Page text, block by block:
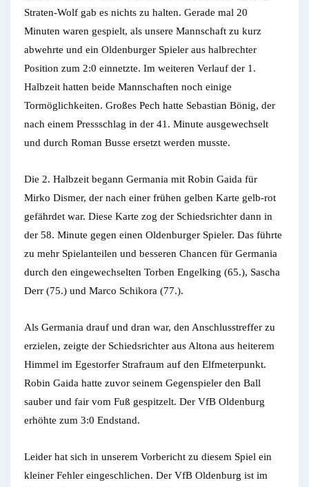
Straten-Wolf gab es nichts zu halten. Gerade mal 20
Minuten waren gespielt, als unsere Mannschaft zu kurz
abwehrte und ein Oldenburger Spieler aus halbrechter
Position zum 2:0 einnetzte. Im weiteren Verlauf der 1.
Halbzeit hatten beide Mannschaften noch einige
Tormöglichkeiten. Großes Pech hatte Sebastian Bönig, der
nach einem Pressschlag in der 41. Minute ausgewechselt
und durch Roman Busse ersetzt werden musste.
Die 2. Halbzeit begann Germania mit Robin Gaida für
Mirko Dismer, der nach einer frühen gelben Karte gelb-rot
gefährdet war. Diese Karte zog der Schiedsrichter dann in
der 58. Minute gegen einen Oldenburger Spieler. Das führte
zu mehr Spielanteilen und besseren Chancen für Germania
durch den eingewechselten Torben Engelking (65.), Sascha
Derr (75.) und Marco Schikora (77.).
Als Germania drauf und dran war, den Anschlusstreffer zu
erzielen, zeigte der Schiedsrichter aus Altona aus heiterem
Himmel im Egestorfer Strafraum auf den Elfmeterpunkt.
Robin Gaida hatte zuvor seinem Gegenspieler den Ball
sauber und fair vom Fuß gespitzelt. Der VfB Oldenburg
erhöhte zum 3:0 Endstand.
Leider hat sich in unserem Vorbericht zu diesem Spiel ein
kleiner Fehler eingeschlichen. Der VfB Oldenburg ist im